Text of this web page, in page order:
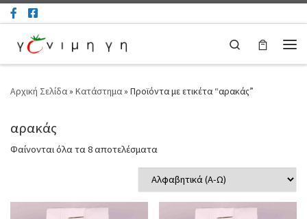
Μετάβαση στο περιεχόμενο
Search
Αρχική Σελίδα» Κατάστημα» Προϊόντα με ετικέτα “αρακάς”
αρακάς
Φαίνονται όλα τα 8 αποτελέσματα